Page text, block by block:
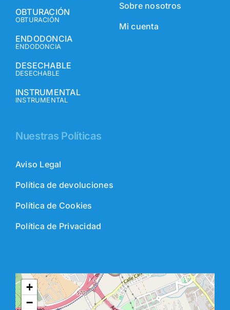
OBTURACIÓN
OBTURACIÓN
ENDODONCIA
ENDODONCIA
DESECHABLE
DESECHABLE
INSTRUMENTAL
INSTRUMENTAL
Sobre nosotros
Mi cuenta
Nuestras Políticas
Aviso Legal
Política de devoluciones
Política de Cookies
Política de Privacidad
+
−